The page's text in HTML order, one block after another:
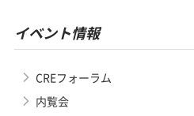
イベント情報
CREフォーラム
内覧会